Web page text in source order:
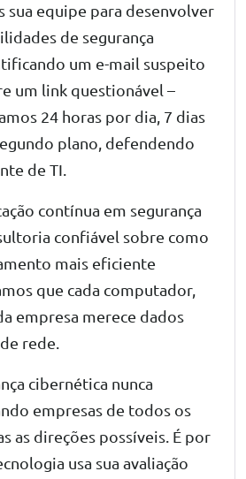
sua equipe para desenvolver
de segurança
um e-mail suspeito
um link questionável –
24 horas por dia, 7 dias
plano, defendendo
de TI.
contínua em segurança
confiável sobre como
mais eficiente
que cada computador,
empresa merece dados
rede.
cibernética nunca
empresas de todos os
as direções possíveis. É por
usa sua avaliação